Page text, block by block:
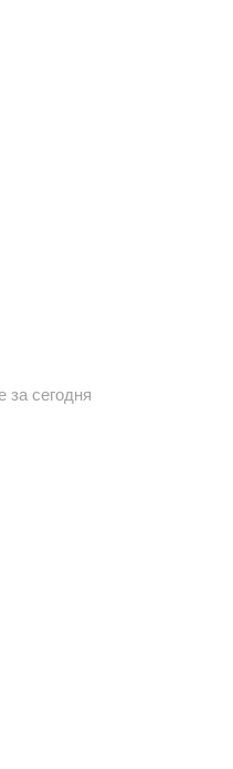
за сегодня